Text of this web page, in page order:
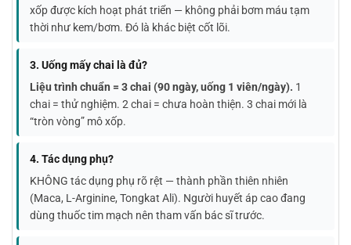
xốp được kích hoạt phát triển — không phải bơm máu tạm
thời như kem/bơm. Đó là khác biệt cốt lõi.
3. Uống mấy chai là đủ?
Liệu trình chuẩn = 3 chai (90 ngày, uống 1 viên/ngày). 1
chai = thử nghiệm. 2 chai = chưa hoàn thiện. 3 chai mới là
“tròn vòng” mô xốp.
4. Tác dụng phụ?
KHÔNG tác dụng phụ rõ rệt — thành phần thiên nhiên
(Maca, L-Arginine, Tongkat Ali). Người huyết áp cao đang
dùng thuốc tim mạch nên tham vấn bác sĩ trước.